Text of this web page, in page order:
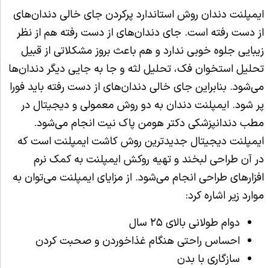
ایمپلنت دندان روش استاندارد پرکردن جای خالی دندان‌های
از دست رفته است. جای دندان‌های از دست رفته هم از نظر
زیبایی جلوه خوبی ندارد و هم باعث بروز مشکلاتی از قبیل
تحلیل استخوان فک، تحلیل لثه و جا به جایی دیگر دندان‌ها
می‌شود. بنابراین جای خالی دندان‌های از دست رفته باید فورا
پر شود. ایمپلنت دندان به دو روش معمولی و دیجیتال در
مطب دندانپزشکی دکتر هومن پاک نیت انجام می‌شود.
ایمپلنت دیجیتال جدیدترین روش کاشت ایمپلنت است که
در آن طراحی لبخند و تهیه روکش ایمپلنت به کمک نرم
افزارهای طراحی انجام می‌شود. از مزایای ایمپلنت می‌توان به
موارد زیر اشاره کرد:
دوام طولانی بالای ۲۵ سال
احساس راحتی هنگام غذاخوردن و صحبت کردن
سازگاری با بدن